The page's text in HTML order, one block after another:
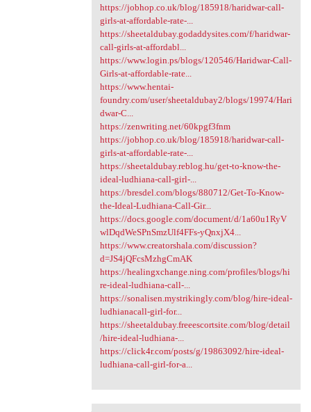
https://jobhop.co.uk/blog/185918/haridwar-call-
girls-at-affordable-rate-...
https://sheetaldubay.godaddysites.com/f/haridwar-
call-girls-at-affordabl...
https://www.login.ps/blogs/120546/Haridwar-Call-
Girls-at-affordable-rate...
https://www.hentai-
foundry.com/user/sheetaldubay2/blogs/19974/Hari
dwar-C...
https://zenwriting.net/60kpgf3fnm
https://jobhop.co.uk/blog/185918/haridwar-call-
girls-at-affordable-rate-...
https://sheetaldubay.reblog.hu/get-to-know-the-
ideal-ludhiana-call-girl-...
https://bresdel.com/blogs/880712/Get-To-Know-
the-Ideal-Ludhiana-Call-Gir...
https://docs.google.com/document/d/1a60u1RyV
wlDqdWeSPnSmzUlf4FFs-yQnxjX4...
https://www.creatorshala.com/discussion?
d=JS4jQFcsMzhgCmAK
https://healingxchange.ning.com/profiles/blogs/hi
re-ideal-ludhiana-call-...
https://sonalisen.mystrikingly.com/blog/hire-ideal-
ludhianacall-girl-for...
https://sheetaldubay.freeescortsite.com/blog/detail
/hire-ideal-ludhiana-...
https://click4r.com/posts/g/19863092/hire-ideal-
ludhiana-call-girl-for-a...